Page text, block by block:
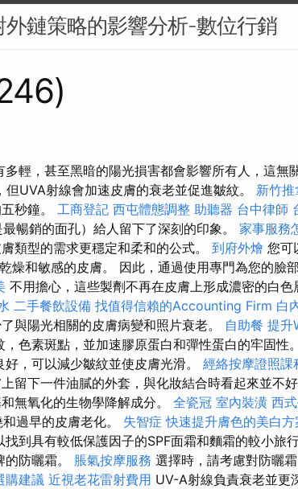
鏈策略的影響分析-數位行銷
輕，甚至黑暗的陽光損害都會影響所有人，這無
UVA射線會加速皮膚的衰老並促進皺紋。 新竹
秒鐘。 工商登記 西屯體態調整 助聽器 台中律師
暢銷的面孔）給人留下了深刻的印象。 家事服務
類型的需求更穩定和柔和的公式。 到府外燴 您可
燥和敏感的皮膚。 因此，通過使用專門為您的臉
不用擔心，這些製劑不再在皮膚上形成濃密的白色
二手餐飲設備 找值得信賴的Accounting Firm 白
與陽光相關的皮膚病變和照片衰老。 自助餐 提升
色素斑點，並加速膠原蛋白和彈性蛋白的牢固性。
，可以減少皺紋並使皮膚光滑。 經絡按摩證照課
留下一件油膩的外套，與化妝結合時看起來並不
無氧化的生物學降解成分。 全瓷冠 室內裝潢 西
過早的皮膚老化。 失智症 快速提升膚色的美白方
到具有較低保護因子的SPF面霜和麵霜的較小旅
防曬霜。 脹氣按摩服務 選擇時，請考慮對防曬
購建議 近視老花雷射費用 UV-A射線負責衰老並更